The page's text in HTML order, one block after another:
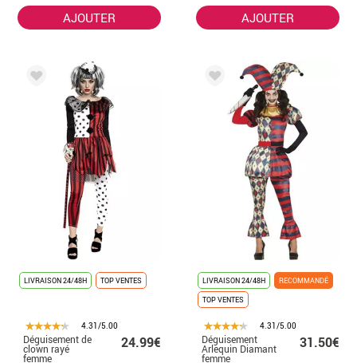
AJOUTER AJOUTER
LIVRAISON 24/48H TOP VENTES
4.31/5.00
Déguisement de
clown rayé
femme
24.99€
LIVRAISON 24/48H
RECOMMANDÉ
TOP VENTES
4.31/5.00
Déguisement
Arlequin Diamant
femme
31.50€